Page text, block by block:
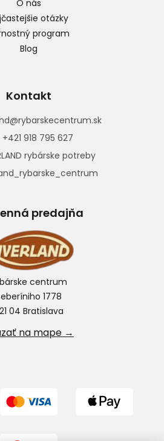
O nás
otázky
program
Blog
Kontakt
@rybarskecentrum.sk
+421 918 795 627
rybárske potreby
predajňa
centrum
1778
04 Bratislava
na mape →